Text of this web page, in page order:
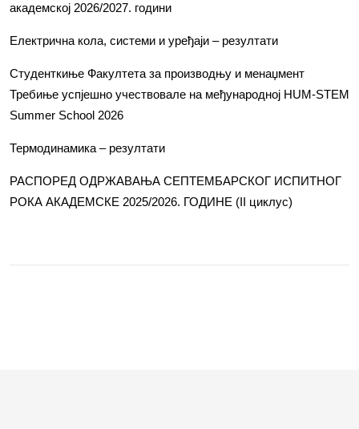
академској 2026/2027. години
Електрична кола, системи и уређаји – резултати
Студенткиње Факултета за производњу и менаџмент
Требиње успјешно учествовале на међународној HUM-STEM
Summer School 2026
Термодинамика – резултати
РАСПОРЕД ОДРЖАВАЊА СЕПТЕМБАРСКОГ ИСПИТНОГ
РОКА АКАДЕМСКЕ 2025/2026. ГОДИНЕ (II циклус)